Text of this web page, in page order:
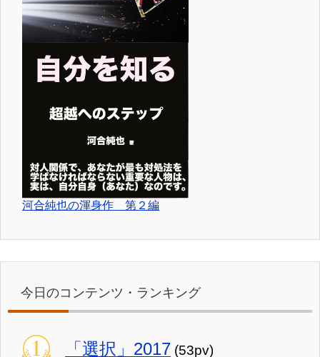
河合純也の渾身作 第２編
今日のコンテンツ・ランキング
「選択」2017 (53pv)